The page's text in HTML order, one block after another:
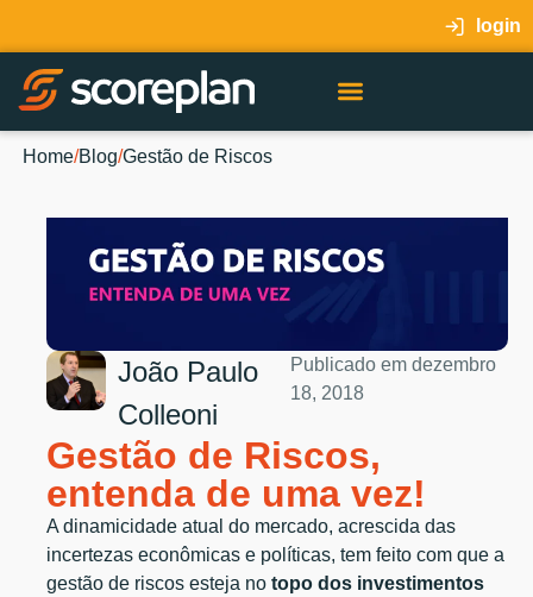
login
Home/Blog/Gestão de Riscos
João Paulo
Colleoni
Publicado em dezembro
18, 2018
Gestão de Riscos,
entenda de uma vez!
A dinamicidade atual do mercado, acrescida das
incertezas econômicas e políticas, tem feito com que a
gestão de riscos esteja notopo dos investimentos